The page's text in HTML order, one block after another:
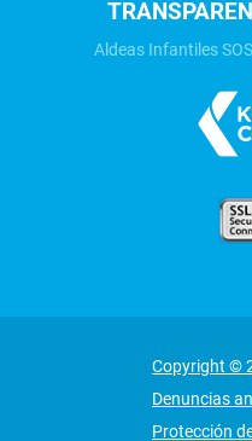
Aldeas Infantiles
Copyright ©
Denuncias
Protección